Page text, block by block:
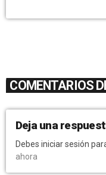
COMENTARIOS
Deja una
Debes iniciar sesión
ahora